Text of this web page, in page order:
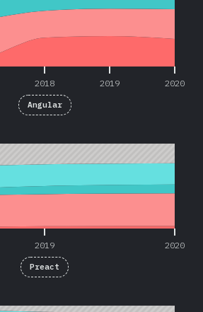
2018 2019 2020
Angular
2019 2020
Preact